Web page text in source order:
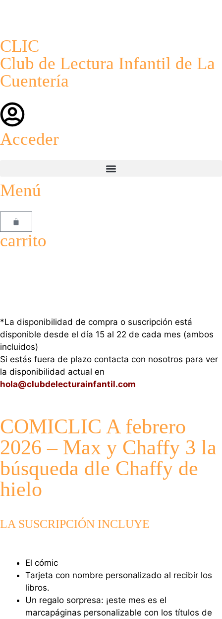
CLIC
Club de Lectura Infantil de La
Cuentería
Acceder
Menú
carrito
*La disponibilidad de compra o suscripción está
disponible desde el día 15 al 22 de cada mes (ambos
incluidos)
Si estás fuera de plazo contacta con nosotros para ver
la disponibilidad actual en
hola@clubdelecturainfantil.com
COMICLIC A febrero
2026 – Max y Chaffy 3 la
búsqueda dle Chaffy de
hielo
LA SUSCRIPCIÓN INCLUYE
El cómic
Tarjeta con nombre personalizado al recibir los
libros.
Un regalo sorpresa: ¡este mes es el
marcapáginas personalizable con los títulos de